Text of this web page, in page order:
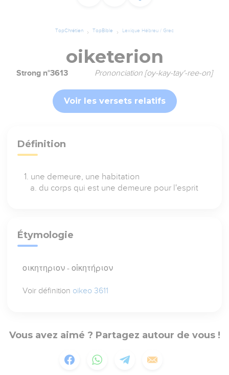
TopChrétien TopBible Lexique Hébreu / Grec
oiketerion
Strong n°3613 Prononciation [oy-kay-tay'-ree-on]
Voir les versets relatifs
Définition
une demeure, une habitation
du corps qui est une demeure pour l'esprit
Étymologie
οικητηριον - οἰκητήριον
Voir définition oikeo 3611
Vous avez aimé ? Partagez autour de vous !